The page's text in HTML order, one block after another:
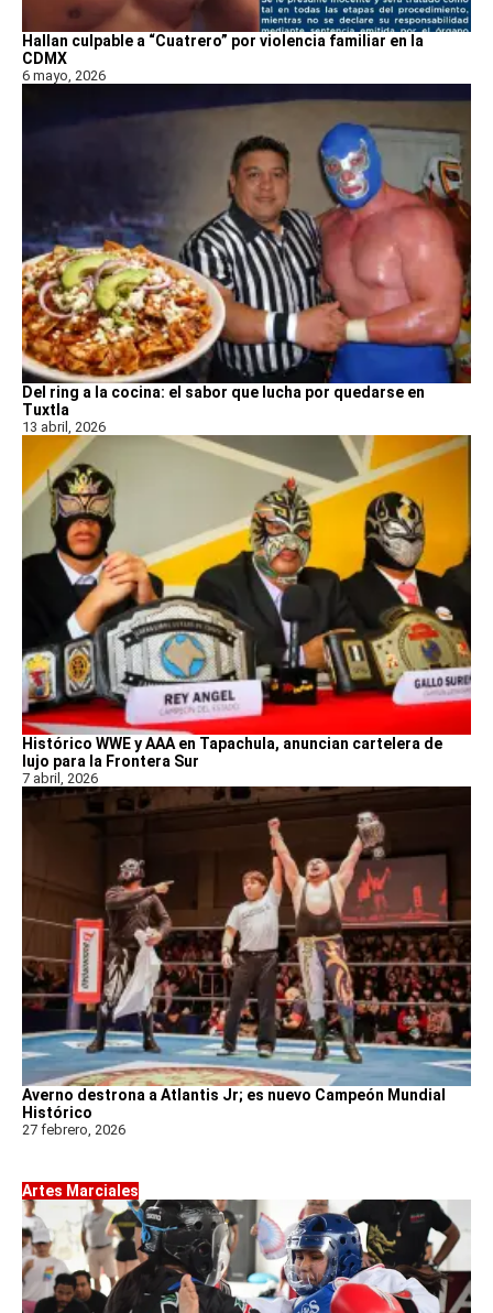
Hallan culpable a “Cuatrero” por violencia familiar en la
CDMX
6 mayo, 2026
Del ring a la cocina: el sabor que lucha por quedarse en
Tuxtla
13 abril, 2026
Histórico WWE y AAA en Tapachula, anuncian cartelera de
lujo para la Frontera Sur
7 abril, 2026
Averno destrona a Atlantis Jr; es nuevo Campeón Mundial
Histórico
27 febrero, 2026
Artes Marciales